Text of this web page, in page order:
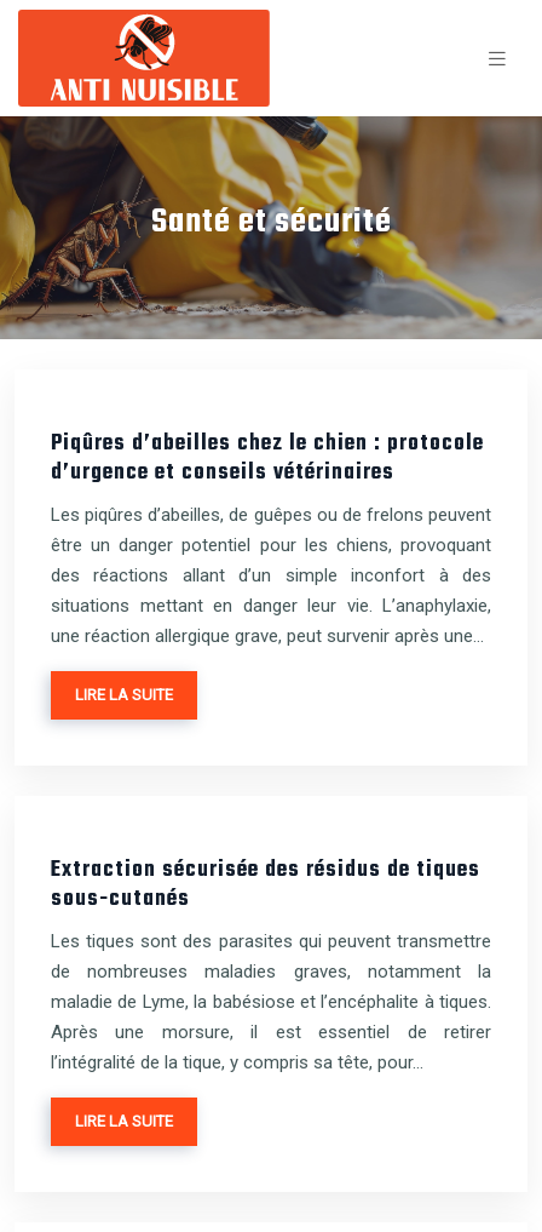
Santé et sécurité
Piqûres d’abeilles chez le chien : protocole
d’urgence et conseils vétérinaires
Les piqûres d’abeilles, de guêpes ou de frelons peuvent
être un danger potentiel pour les chiens, provoquant
des réactions allant d’un simple inconfort à des
situations mettant en danger leur vie. L’anaphylaxie,
une réaction allergique grave, peut survenir après une…
LIRE LA SUITE
Extraction sécurisée des résidus de tiques
sous-cutanés
Les tiques sont des parasites qui peuvent transmettre
de nombreuses maladies graves, notamment la
maladie de Lyme, la babésiose et l’encéphalite à tiques.
Après une morsure, il est essentiel de retirer
l’intégralité de la tique, y compris sa tête, pour…
LIRE LA SUITE